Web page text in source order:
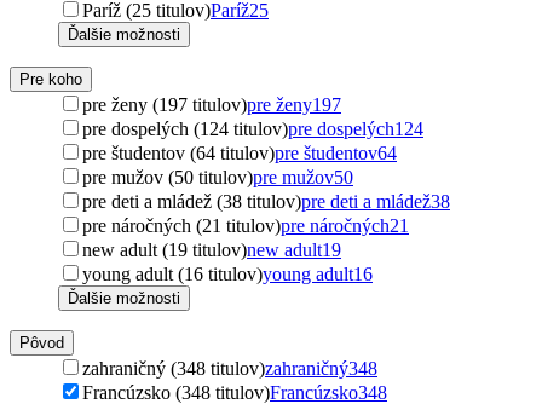
Paríž (25 titulov)Paríž25
Ďalšie možnosti
Pre koho
pre ženy (197 titulov)pre ženy197
pre dospelých (124 titulov)pre dospelých124
pre študentov (64 titulov)pre študentov64
pre mužov (50 titulov)pre mužov50
pre deti a mládež (38 titulov)pre deti a mládež38
pre náročných (21 titulov)pre náročných21
new adult (19 titulov)new adult19
young adult (16 titulov)young adult16
Ďalšie možnosti
Pôvod
zahraničný (348 titulov)zahraničný348
Francúzsko (348 titulov)Francúzsko348